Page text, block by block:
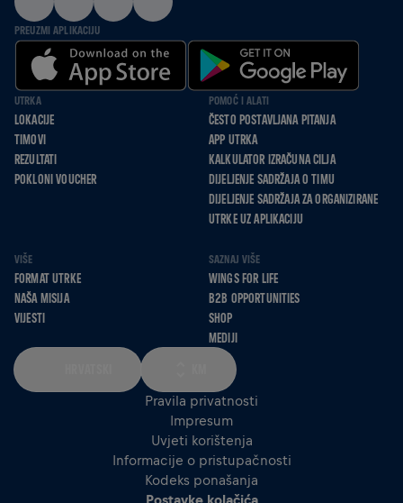
PREUZMI APLIKACIJU
UTRKA
LOKACIJE
TIMOVI
REZULTATI
POKLONI VOUCHER
POMOĆ I ALATI
ČESTO POSTAVLJANA PITANJA
APP UTRKA
KALKULATOR IZRAČUNA CILJA
DIJELJENJE SADRŽAJA O TIMU
DIJELJENJE SADRŽAJA ZA ORGANIZIRANE
UTRKE UZ APLIKACIJU
VIŠE
FORMAT UTRKE
NAŠA MISIJA
VIJESTI
SAZNAJ VIŠE
WINGS FOR LIFE
B2B OPPORTUNITIES
SHOP
MEDIJI
Pravila privatnosti
Impresum
Uvjeti korištenja
Informacije o pristupačnosti
Kodeks ponašanja
Postavke kolačića